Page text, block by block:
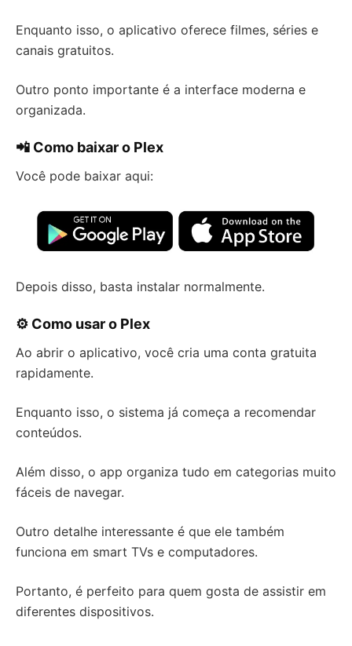
Enquanto isso, o aplicativo oferece filmes, séries e
canais gratuitos.
Outro ponto importante é a interface moderna e
organizada.
📲 Como baixar o Plex
Você pode baixar aqui:
Depois disso, basta instalar normalmente.
⚙️ Como usar o Plex
Ao abrir o aplicativo, você cria uma conta gratuita
rapidamente.
Enquanto isso, o sistema já começa a recomendar
conteúdos.
Além disso, o app organiza tudo em categorias muito
fáceis de navegar.
Outro detalhe interessante é que ele também
funciona em smart TVs e computadores.
Portanto, é perfeito para quem gosta de assistir em
diferentes dispositivos.